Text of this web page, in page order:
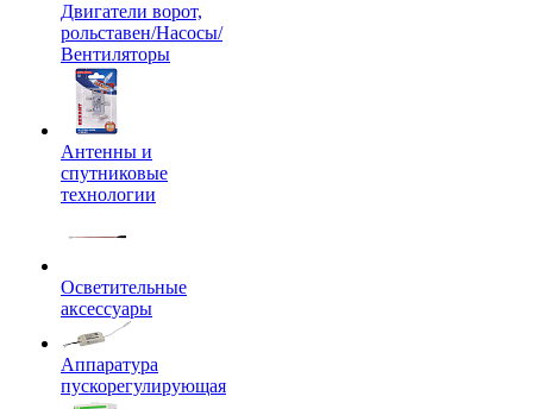
Двигатели ворот,
рольставен/Насосы/
Вентиляторы
Антенны и
спутниковые
технологии
Осветительные
аксессуары
Аппаратура
пускорегулирующая